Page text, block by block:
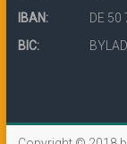
IBAN:
DE
BIC: